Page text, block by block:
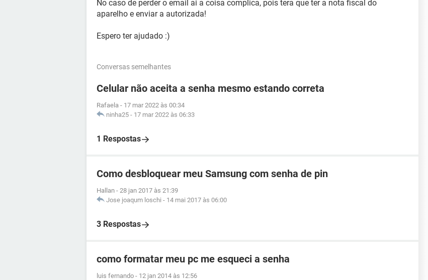
No caso de perder o email ai a coisa complica, pois tera que ter a nota fiscal do
aparelho e enviar a autorizada!
Espero ter ajudado :)
Conversas semelhantes
Celular não aceita a senha mesmo estando correta
Rafaela - 17 mar 2022 às 00:34
ninha25 - 17 mar 2022 às 06:33
1 Respostas
Como desbloquear meu Samsung com senha de pin
Hallan - 28 jan 2017 às 21:39
Jose joaqum loschi - 14 mai 2017 às 06:00
3 Respostas
como formatar meu pc me esqueci a senha
luis fernando - 12 jan 2014 às 12:56